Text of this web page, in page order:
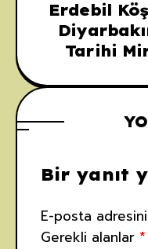
Erdebil
Tarihi
Bir yanıt
E-posta
Gerekli alanlar *